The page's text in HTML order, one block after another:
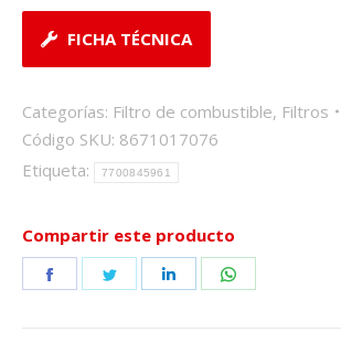
FICHA TÉCNICA
Categorías: Filtro de combustible, Filtros
Código SKU: 8671017076
Etiqueta:
7700845961
Compartir este producto
Share
Share
Share